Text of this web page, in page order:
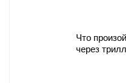
Что
через